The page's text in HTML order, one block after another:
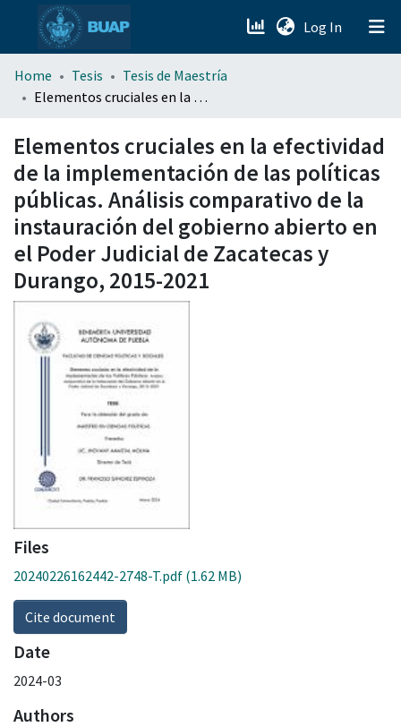
Log In (current)
menu.section.about_menu
Home Tesis
Tesis de Maestría
Elementos cruciales en la efectividad de la implementación de las políticas públicas. Análisis comparativo de la instauración del gobierno abierto en el Poder Judicial de Zacatecas y Durango, 2015-2021
Elementos cruciales en la efectividad
de la implementación de las políticas
públicas. Análisis comparativo de la
instauración del gobierno abierto en
el Poder Judicial de Zacatecas y
Durango, 2015-2021
Files
20240226162442-2748-T.pdf (1.62 MB)
Cite document
Date
2024-03
Authors